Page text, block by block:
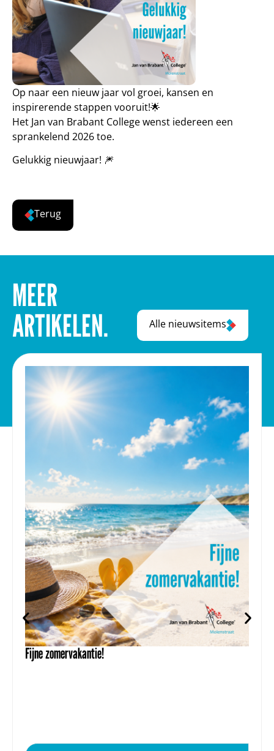
Op naar een nieuw jaar vol groei, kansen en
inspirerende stappen vooruit!🌟
Het Jan van Brabant College wenst iedereen een
sprankelend 2026 toe.
Gelukkig nieuwjaar! 🎆
Terug
MEER
ARTIKELEN.
Alle nieuwsitems
Fijne zomervakantie!